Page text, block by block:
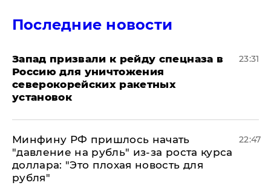
Последние новости
Запад призвали к рейду спецназа в
Россию для уничтожения
северокорейских ракетных
установок
23:31
Минфину РФ пришлось начать
"давление на рубль" из-за роста курса
доллара: "Это плохая новость для
рубля"
22:47